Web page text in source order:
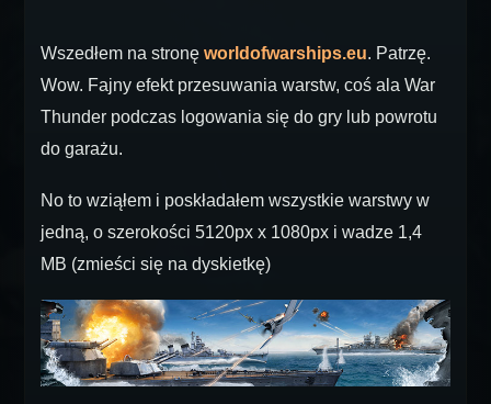
Wszedłem na stronę worldofwarships.eu. Patrzę.
Wow. Fajny efekt przesuwania warstw, coś ala War
Thunder podczas logowania się do gry lub powrotu
do garażu.
No to wziąłem i poskładałem wszystkie warstwy w
jedną, o szerokości 5120px x 1080px i wadze 1,4
MB (zmieści się na dyskietkę)